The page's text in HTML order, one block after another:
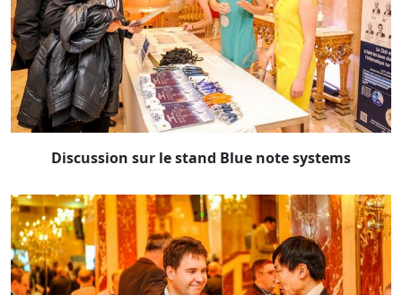
Discussion sur le stand Blue note systems